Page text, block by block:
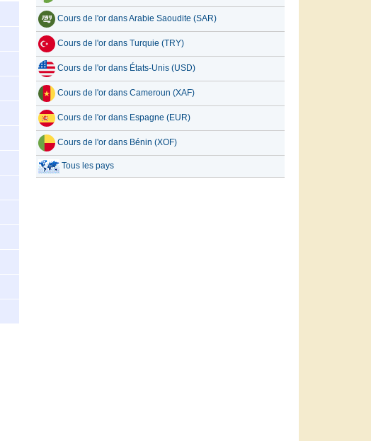
Cours de l'or dans Arabie Saoudite (SAR)
Cours de l'or dans Turquie (TRY)
Cours de l'or dans États-Unis (USD)
Cours de l'or dans Cameroun (XAF)
Cours de l'or dans Espagne (EUR)
Cours de l'or dans Bénin (XOF)
Tous les pays